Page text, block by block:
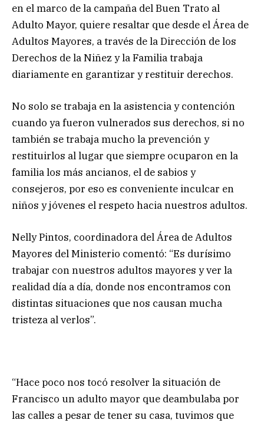
en el marco de la campaña del Buen Trato al
Adulto Mayor, quiere resaltar que desde el Área de
Adultos Mayores, a través de la Dirección de los
Derechos de la Niñez y la Familia trabaja
diariamente en garantizar y restituir derechos.
No solo se trabaja en la asistencia y contención
cuando ya fueron vulnerados sus derechos, si no
también se trabaja mucho la prevención y
restituirlos al lugar que siempre ocuparon en la
familia los más ancianos, el de sabios y
consejeros, por eso es conveniente inculcar en
niños y jóvenes el respeto hacia nuestros adultos.
Nelly Pintos, coordinadora del Área de Adultos
Mayores del Ministerio comentó: “Es durísimo
trabajar con nuestros adultos mayores y ver la
realidad día a día, donde nos encontramos con
distintas situaciones que nos causan mucha
tristeza al verlos”.
“Hace poco nos tocó resolver la situación de
Francisco un adulto mayor que deambulaba por
las calles a pesar de tener su casa, tuvimos que